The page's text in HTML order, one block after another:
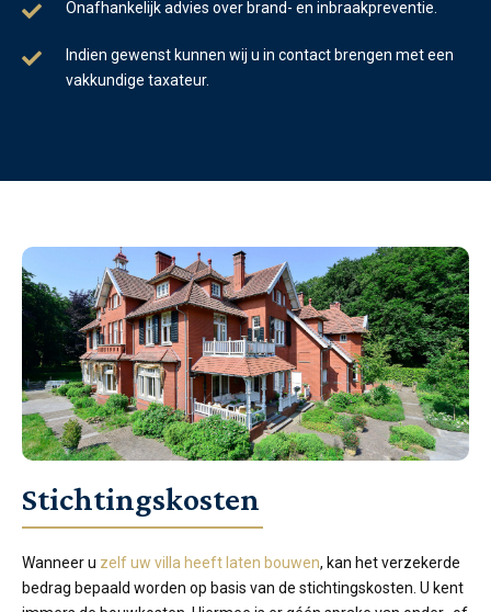
Onafhankelijk advies over brand- en inbraakpreventie.
Indien gewenst kunnen wij u in contact brengen met een
vakkundige taxateur.
Stichtingskosten
Wanneer u zelf uw villa heeft laten bouwen, kan het verzekerde
bedrag bepaald worden op basis van de stichtingskosten. U kent